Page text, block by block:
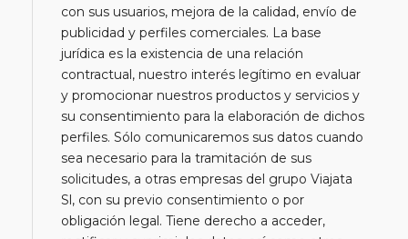
con sus usuarios, mejora de la calidad, envío de
publicidad y perfiles comerciales. La base
jurídica es la existencia de una relación
contractual, nuestro interés legítimo en evaluar
y promocionar nuestros productos y servicios y
su consentimiento para la elaboración de dichos
perfiles. Sólo comunicaremos sus datos cuando
sea necesario para la tramitación de sus
solicitudes, a otras empresas del grupo Viajata
Sl, con su previo consentimiento o por
obligación legal. Tiene derecho a acceder,